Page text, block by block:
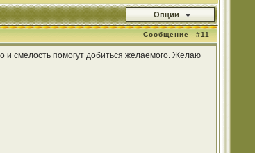
Опции
Сообщение #11
смелость помогут добиться желаемого. Желаю